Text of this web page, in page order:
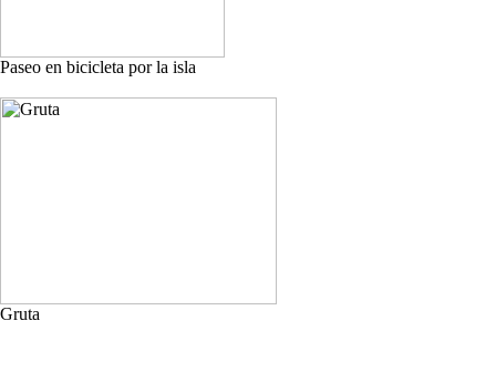
Paseo en bicicleta por la isla
Gruta